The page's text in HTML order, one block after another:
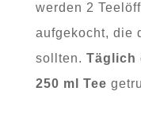
werden 2
aufgekocht, die
sollten. Täglich
250 ml Tee